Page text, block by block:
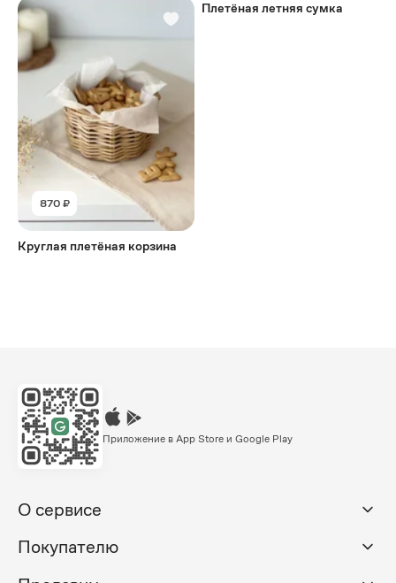
870 ₽
Круглая плетёная корзина
Плетёная летняя сумка
Приложение в App Store и Google Play
О сервисе
Покупателю